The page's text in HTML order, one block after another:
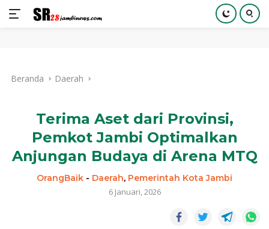
kontenBeranda Daerah
Terima Aset dari Provinsi,
Pemkot Jambi Optimalkan
Anjungan Budaya di Arena MTQ
OrangBaik - Daerah, Pemerintah Kota Jambi
6 Januari, 2026